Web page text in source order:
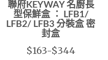
聯府KEYWAY 名廚長
型保鮮盒 ： LFB1/
LFB2/ LFB3 分裝盒 密
封盒
$163-$344